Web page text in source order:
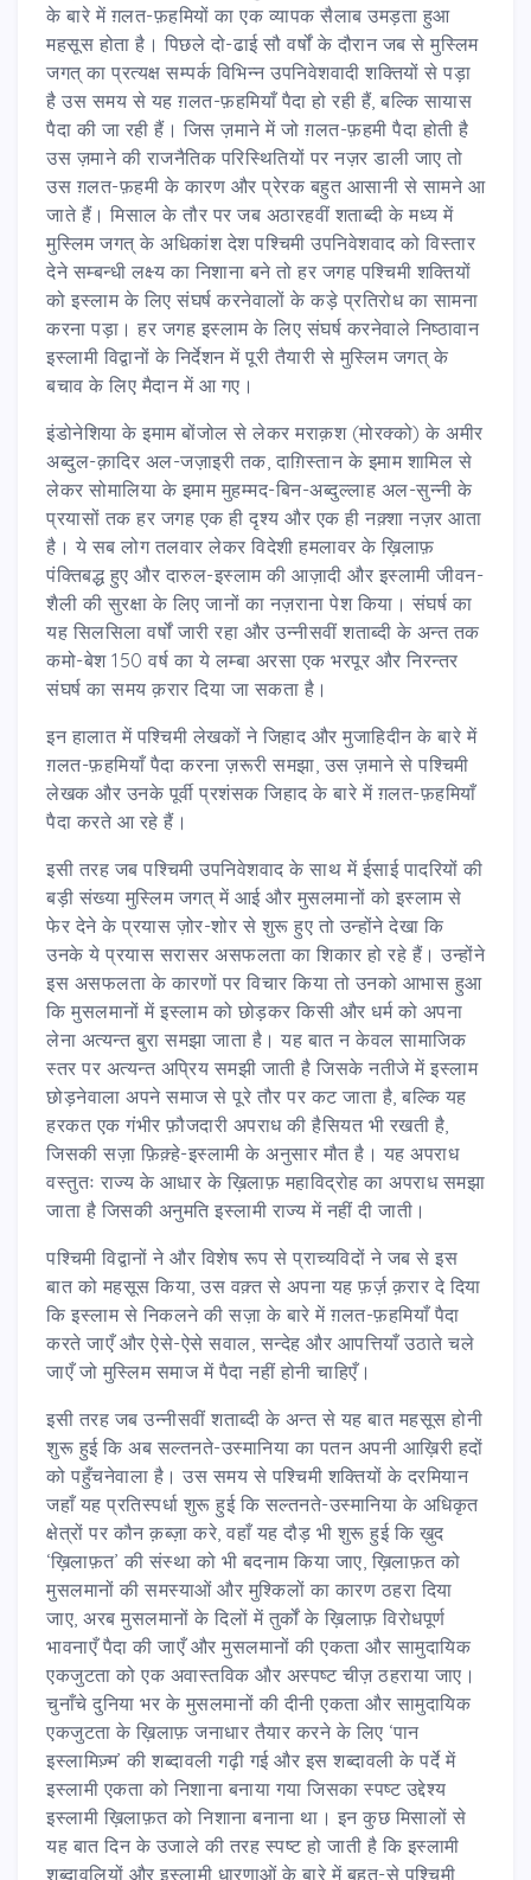
के बारे में ग़लत-फ़हमियों का एक व्यापक सैलाब उमड़ता हुआ
महसूस होता है। पिछले दो-ढाई सौ वर्षों के दौरान जब से मुस्लिम
जगत् का प्रत्यक्ष सम्पर्क विभिन्न उपनिवेशवादी शक्तियों से पड़ा
है उस समय से यह ग़लत-फ़हमियाँ पैदा हो रही हैं, बल्कि सायास
पैदा की जा रही हैं। जिस ज़माने में जो ग़लत-फ़हमी पैदा होती है
उस ज़माने की राजनैतिक परिस्थितियों पर नज़र डाली जाए तो
उस ग़लत-फ़हमी के कारण और प्रेरक बहुत आसानी से सामने आ
जाते हैं। मिसाल के तौर पर जब अठारहवीं शताब्दी के मध्य में
मुस्लिम जगत् के अधिकांश देश पश्चिमी उपनिवेशवाद को विस्तार
देने सम्बन्धी लक्ष्य का निशाना बने तो हर जगह पश्चिमी शक्तियों
को इस्लाम के लिए संघर्ष करनेवालों के कड़े प्रतिरोध का सामना
करना पड़ा। हर जगह इस्लाम के लिए संघर्ष करनेवाले निष्ठावान
इस्लामी विद्वानों के निर्देशन में पूरी तैयारी से मुस्लिम जगत् के
बचाव के लिए मैदान में आ गए।
इंडोनेशिया के इमाम बोंजोल से लेकर मराक़श (मोरक्को) के अमीर
अब्दुल-क़ादिर अल-जज़ाइरी तक, दाग़िस्तान के इमाम शामिल से
लेकर सोमालिया के इमाम मुहम्मद-बिन-अब्दुल्लाह अल-सुन्नी के
प्रयासों तक हर जगह एक ही दृश्य और एक ही नक़्शा नज़र आता
है। ये सब लोग तलवार लेकर विदेशी हमलावर के ख़िलाफ़
पंक्तिबद्ध हुए और दारुल-इस्लाम की आज़ादी और इस्लामी जीवन-
शैली की सुरक्षा के लिए जानों का नज़राना पेश किया। संघर्ष का
यह सिलसिला वर्षों जारी रहा और उन्नीसवीं शताब्दी के अन्त तक
कमो-बेश 150 वर्ष का ये लम्बा अरसा एक भरपूर और निरन्तर
संघर्ष का समय क़रार दिया जा सकता है।
इन हालात में पश्चिमी लेखकों ने जिहाद और मुजाहिदीन के बारे में
ग़लत-फ़हमियाँ पैदा करना ज़रूरी समझा, उस ज़माने से पश्चिमी
लेखक और उनके पूर्वी प्रशंसक जिहाद के बारे में ग़लत-फ़हमियाँ
पैदा करते आ रहे हैं।
इसी तरह जब पश्चिमी उपनिवेशवाद के साथ में ईसाई पादरियों की
बड़ी संख्या मुस्लिम जगत् में आई और मुसलमानों को इस्लाम से
फेर देने के प्रयास ज़ोर-शोर से शुरू हुए तो उन्होंने देखा कि
उनके ये प्रयास सरासर असफलता का शिकार हो रहे हैं। उन्होंने
इस असफलता के कारणों पर विचार किया तो उनको आभास हुआ
कि मुसलमानों में इस्लाम को छोड़कर किसी और धर्म को अपना
लेना अत्यन्त बुरा समझा जाता है। यह बात न केवल सामाजिक
स्तर पर अत्यन्त अप्रिय समझी जाती है जिसके नतीजे में इस्लाम
छोड़नेवाला अपने समाज से पूरे तौर पर कट जाता है, बल्कि यह
हरकत एक गंभीर फ़ौजदारी अपराध की हैसियत भी रखती है,
जिसकी सज़ा फ़िक़्हे-इस्लामी के अनुसार मौत है। यह अपराध
वस्तुतः राज्य के आधार के ख़िलाफ़ महाविद्रोह का अपराध समझा
जाता है जिसकी अनुमति इस्लामी राज्य में नहीं दी जाती।
पश्चिमी विद्वानों ने और विशेष रूप से प्राच्यविदों ने जब से इस
बात को महसूस किया, उस वक़्त से अपना यह फ़र्ज़ क़रार दे दिया
कि इस्लाम से निकलने की सज़ा के बारे में ग़लत-फ़हमियाँ पैदा
करते जाएँ और ऐसे-ऐसे सवाल, सन्देह और आपत्तियाँ उठाते चले
जाएँ जो मुस्लिम समाज में पैदा नहीं होनी चाहिएँ।
इसी तरह जब उन्नीसवीं शताब्दी के अन्त से यह बात महसूस होनी
शुरू हुई कि अब सल्तनते-उस्मानिया का पतन अपनी आख़िरी हदों
को पहुँचनेवाला है। उस समय से पश्चिमी शक्तियों के दरमियान
जहाँ यह प्रतिस्पर्धा शुरू हुई कि सल्तनते-उस्मानिया के अधिकृत
क्षेत्रों पर कौन क़ब्ज़ा करे, वहाँ यह दौड़ भी शुरू हुई कि ख़ुद
‘ख़िलाफ़त’ की संस्था को भी बदनाम किया जाए, ख़िलाफ़त को
मुसलमानों की समस्याओं और मुश्किलों का कारण ठहरा दिया
जाए, अरब मुसलमानों के दिलों में तुर्कों के ख़िलाफ़ विरोधपूर्ण
भावनाएँ पैदा की जाएँ और मुसलमानों की एकता और सामुदायिक
एकजुटता को एक अवास्तविक और अस्पष्ट चीज़ ठहराया जाए।
चुनाँचे दुनिया भर के मुसलमानों की दीनी एकता और सामुदायिक
एकजुटता के ख़िलाफ़ जनाधार तैयार करने के लिए ‘पान
इस्लामिज़्म’ की शब्दावली गढ़ी गई और इस शब्दावली के पर्दे में
इस्लामी एकता को निशाना बनाया गया जिसका स्पष्ट उद्देश्य
इस्लामी ख़िलाफ़त को निशाना बनाना था। इन कुछ मिसालों से
यह बात दिन के उजाले की तरह स्पष्ट हो जाती है कि इस्लामी
शब्दावलियों और इस्लामी धारणाओं के बारे में बहुत-से पश्चिमी